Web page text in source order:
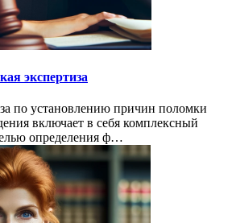
экспертиза
по установлению причин поломки
включает в себя комплексный
определения ф…